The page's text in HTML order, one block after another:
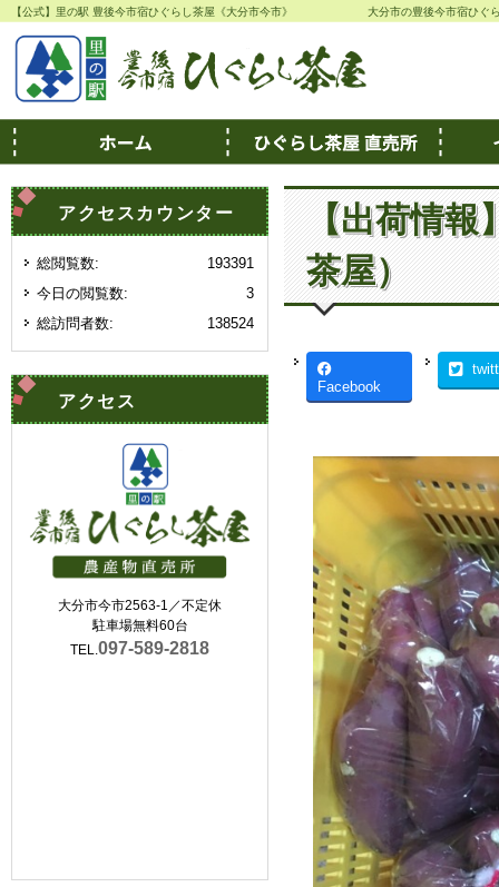
【公式】里の駅 豊後今市宿ひぐらし茶屋《大分市今市》 大分市の豊後今市宿ひぐ
【出荷情報
茶屋）
Facebook
アクセスカウンター
193391
総閲覧数:
3
今日の閲覧数:
138524
総訪問者数:
アクセス
大分市今市2563-1／不定休
駐車場無料60台
TEL.097-589-2818